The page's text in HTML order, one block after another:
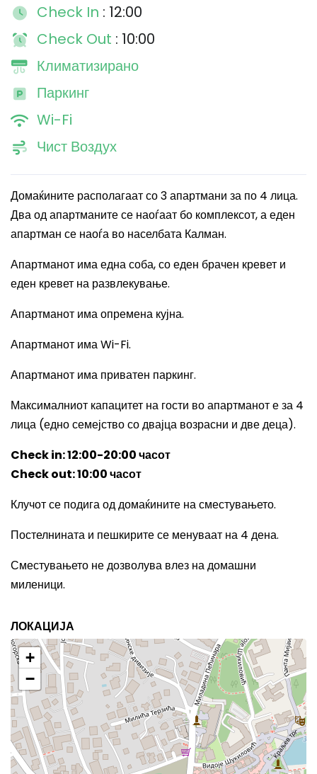
Check In : 12:00
Check Out : 10:00
Климатизирано
Паркинг
Wi-Fi
Чист Воздух
Домаќините располагаат со 3 апартмани за по 4 лица.
Два од апартманите се наоѓаат бо комплексот,а еден
апартман се наоѓа во населбата Калман.
Апартманот има една соба, со еден брачен кревет и
еден кревет на развлекување.
Апартманот има опремена кујна.
Апартманот имаWi-Fi.
Апартманот има приватен паркинг.
Максималниот капацитет на гости во апартманот е за 4
лица (едно семејство со двајца возрасни и две деца).
Check in: 12:00-20:00часот
Check out: 10:00часот
Клучот се подига од домаќините на сместувањето.
Постелнината и пешкирите се менуваат на 4 дена.
Сместувањето не дозволува влез на домашни
миленици.
ЛОКАЦИЈА
+
−